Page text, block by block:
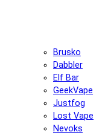
Brusko
Dabbler
Elf Bar
GeekVape
Justfog
Lost Vape
Nevoks